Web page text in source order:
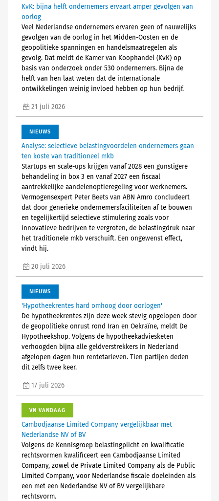
KvK: bijna helft ondernemers ervaart amper gevolgen van
oorlog
Veel Nederlandse ondernemers ervaren geen of nauwelijks
gevolgen van de oorlog in het Midden-Oosten en de
geopolitieke spanningen en handelsmaatregelen als
gevolg. Dat meldt de Kamer van Koophandel (KvK) op
basis van onderzoek onder 530 ondernemers. Bijna de
helft van hen laat weten dat de internationale
ontwikkelingen weinig invloed hebben op hun bedrijf.
21 juli 2026
NIEUWS
Analyse: selectieve belastingvoordelen ondernemers gaan
ten koste van traditioneel mkb
Startups en scale-ups krijgen vanaf 2028 een gunstigere
behandeling in box 3 en vanaf 2027 een fiscaal
aantrekkelijke aandelenoptieregeling voor werknemers.
Vermogensexpert Peter Beets van ABN Amro concludeert
dat door generieke ondernemersfaciliteiten af te bouwen
en tegelijkertijd selectieve stimulering zoals voor
innovatieve bedrijven te vergroten, de belastingdruk naar
het traditionele mkb verschuift. Een ongewenst effect,
vindt hij.
20 juli 2026
NIEUWS
'Hypotheekrentes hard omhoog door oorlogen'
De hypotheekrentes zijn deze week stevig opgelopen door
de geopolitieke onrust rond Iran en Oekraïne, meldt De
Hypotheekshop. Volgens de hypotheekadviesketen
verhoogden bijna alle geldverstrekkers in Nederland
afgelopen dagen hun rentetarieven. Tien partijen deden
dit zelfs twee keer.
17 juli 2026
VN VANDAAG
Cambodjaanse Limited Company vergelijkbaar met
Nederlandse NV of BV
Volgens de Kennisgroep belastingplicht en kwalificatie
rechtsvormen kwalificeert een Cambodjaanse Limited
Company, zowel de Private Limited Company als de Public
Limited Company, voor Nederlandse fiscale doeleinden als
een met een Nederlandse NV of BV vergelijkbare
rechtsvorm.